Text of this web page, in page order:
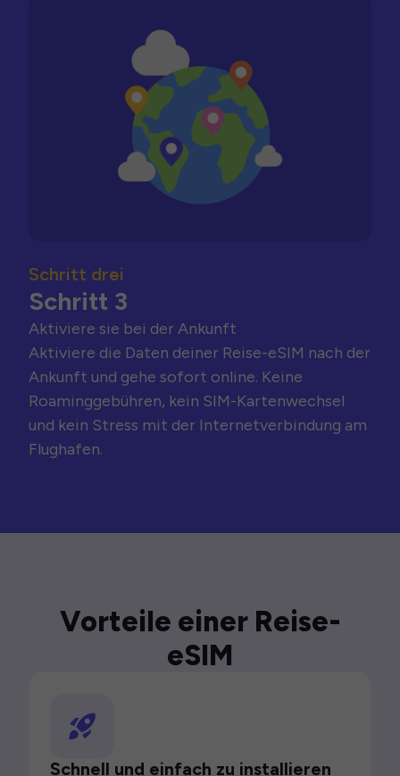
Schritt drei
Schritt 3
Aktiviere sie bei der Ankunft
Aktiviere die Daten deiner Reise-eSIM nach der
Ankunft und gehe sofort online. Keine
Roaminggebühren, kein SIM-Kartenwechsel
und kein Stress mit der Internetverbindung am
Flughafen.
Vorteile einer Reise-
eSIM
Schnell und einfach zu installieren